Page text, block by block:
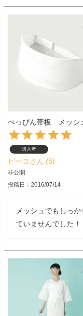
べっぴん帯板 メッシ
購入者
ピーコ 5
非公開
投稿日
2016/07/14
メッシュでもしっ
ていませんでした！